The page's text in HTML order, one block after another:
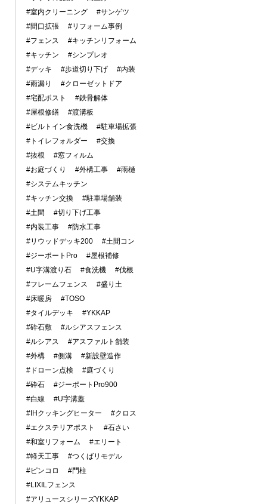
#室内クリーニング
#サンゲツ
#間口拡張
#リフォーム事例
#フェンス
#キッチンリフォーム
#キッチン
#シンプレオ
#デッキ
#歩道切り下げ
#内装
#雨漏り
#クローゼットドア
#宅配ポスト
#鉄骨解体
#屋根修繕
#渡溝板
#ビルトイン食洗機
#駐車場拡張
#トイレフォルダー
#交換
#抜根
#窓フィルム
#お庭づくり
#外構工事
#雨樋
#システムキッチン
#キッチン交換
#駐車場舗装
#土間
#切り下げ工事
#内装工事
#防水工事
#リウッドデッキ200
#土間コン
#ジーポートPro
#屋根補修
#U字溝渡り石
#食洗機
#伐根
#フレームフェンス
#盛り土
#床暖房
#TOSO
#タイルデッキ
#YKKAP
#砕石敷
#ルシアスフェンス
#ルシアス
#アスファルト舗装
#外構
#側溝
#新設壁造作
#ドローン点検
#庭づくり
#砕石
#ジーポートPro900
#白線
#U字溝蓋
#IHクッキングヒーター
#クロス
#エクステリアポスト
#石さい
#和室リフォーム
#エリート
#軽天工事
#つくばリモデル
#ピンコロ
#門柱
#LIXILフェンス
#アリュースシリーズYKKAP